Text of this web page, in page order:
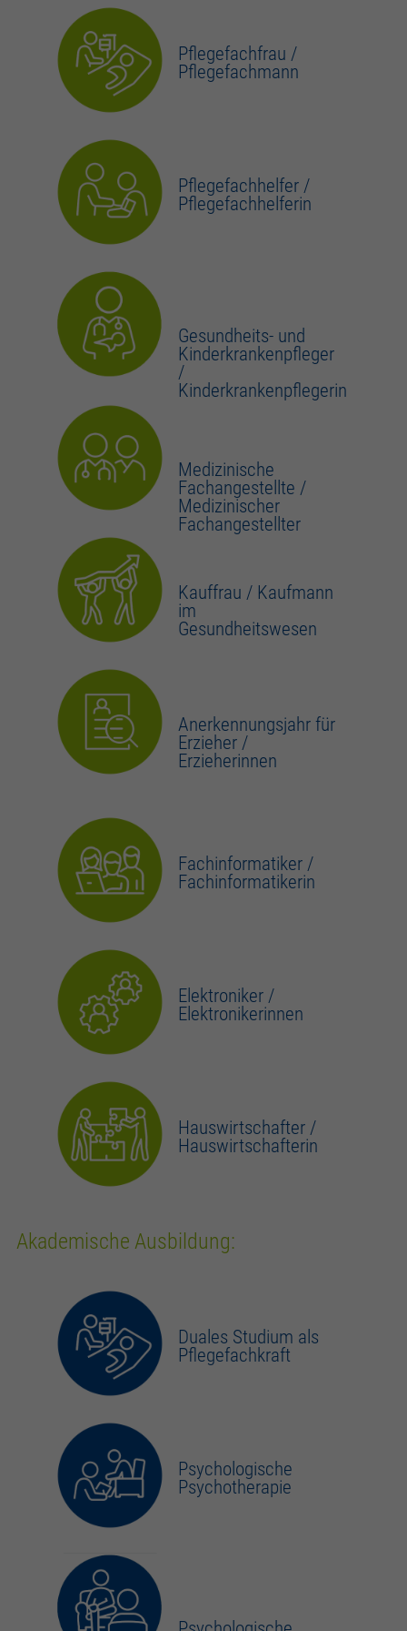
Pflegefachfrau /
Pflegefachmann
Pflegefachhelfer /
Pflegefachhelferin
Gesundheits- und
Kinderkrankenpfleger
/
Kinderkrankenpflegerin
Medizinische
Fachangestellte /
Medizinischer
Fachangestellter
Kauffrau / Kaufmann
im
Gesundheitswesen
Anerkennungsjahr für
Erzieher /
Erzieherinnen
Fachinformatiker /
Fachinformatikerin
Elektroniker /
Elektronikerinnen
Hauswirtschafter /
Hauswirtschafterin
Akademische Ausbildung:
Duales Studium als
Pflegefachkraft
Psychologische
Psychotherapie
zusätzliche Informationen anzubieten.